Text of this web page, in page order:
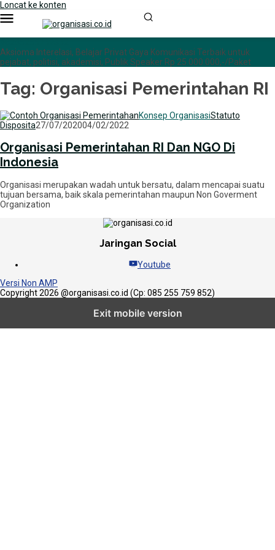
Loncat ke konten
Aksioma Interelasi, Belajar Privat Gaya Komunikasi Terbaik untuk
pejabat, politisi, akademisi, Publik Speaker Rp 25.000.000,-/Paket
Tag: Organisasi Pemerintahan RI
Konsep OrganisasiStatuto
Disposita27/07/202004/02/2022
Organisasi Pemerintahan RI Dan NGO Di
Indonesia
Organisasi merupakan wadah untuk bersatu, dalam mencapai suatu
tujuan bersama, baik skala pemerintahan maupun Non Goverment
Organization
Jaringan Social
Youtube
Versi Non AMP
Copyright 2026 @organisasi.co.id (Cp: 085 255 759 852)
Exit mobile version